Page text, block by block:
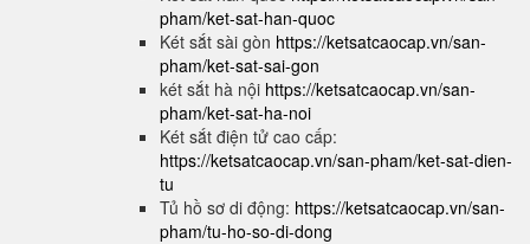
pham/ket-sat-han-quoc
Két sắt sài gòn https://ketsatcaocap.vn/san-
pham/ket-sat-sai-gon
két sắt hà nội https://ketsatcaocap.vn/san-
pham/ket-sat-ha-noi
Két sắt điện tử cao cấp:
https://ketsatcaocap.vn/san-pham/ket-sat-dien-
tu
Tủ hồ sơ di động: https://ketsatcaocap.vn/san-
pham/tu-ho-so-di-dong